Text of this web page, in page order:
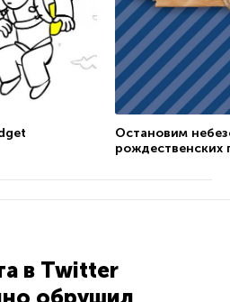
Остановим
рождественских
в Twitter